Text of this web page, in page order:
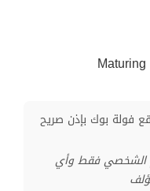
فولة بوك بإذن صريح
الشخصي فقط وأي